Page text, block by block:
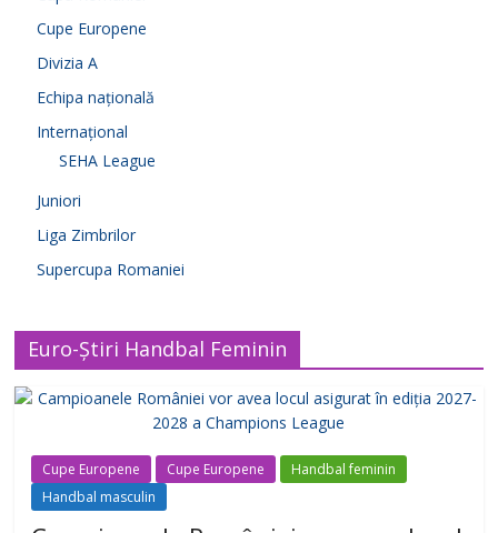
Cupe Europene
Divizia A
Echipa națională
Internațional
SEHA League
Juniori
Liga Zimbrilor
Supercupa Romaniei
Euro-Știri Handbal Feminin
Cupe Europene Cupe Europene
Handbal feminin
Handbal masculin